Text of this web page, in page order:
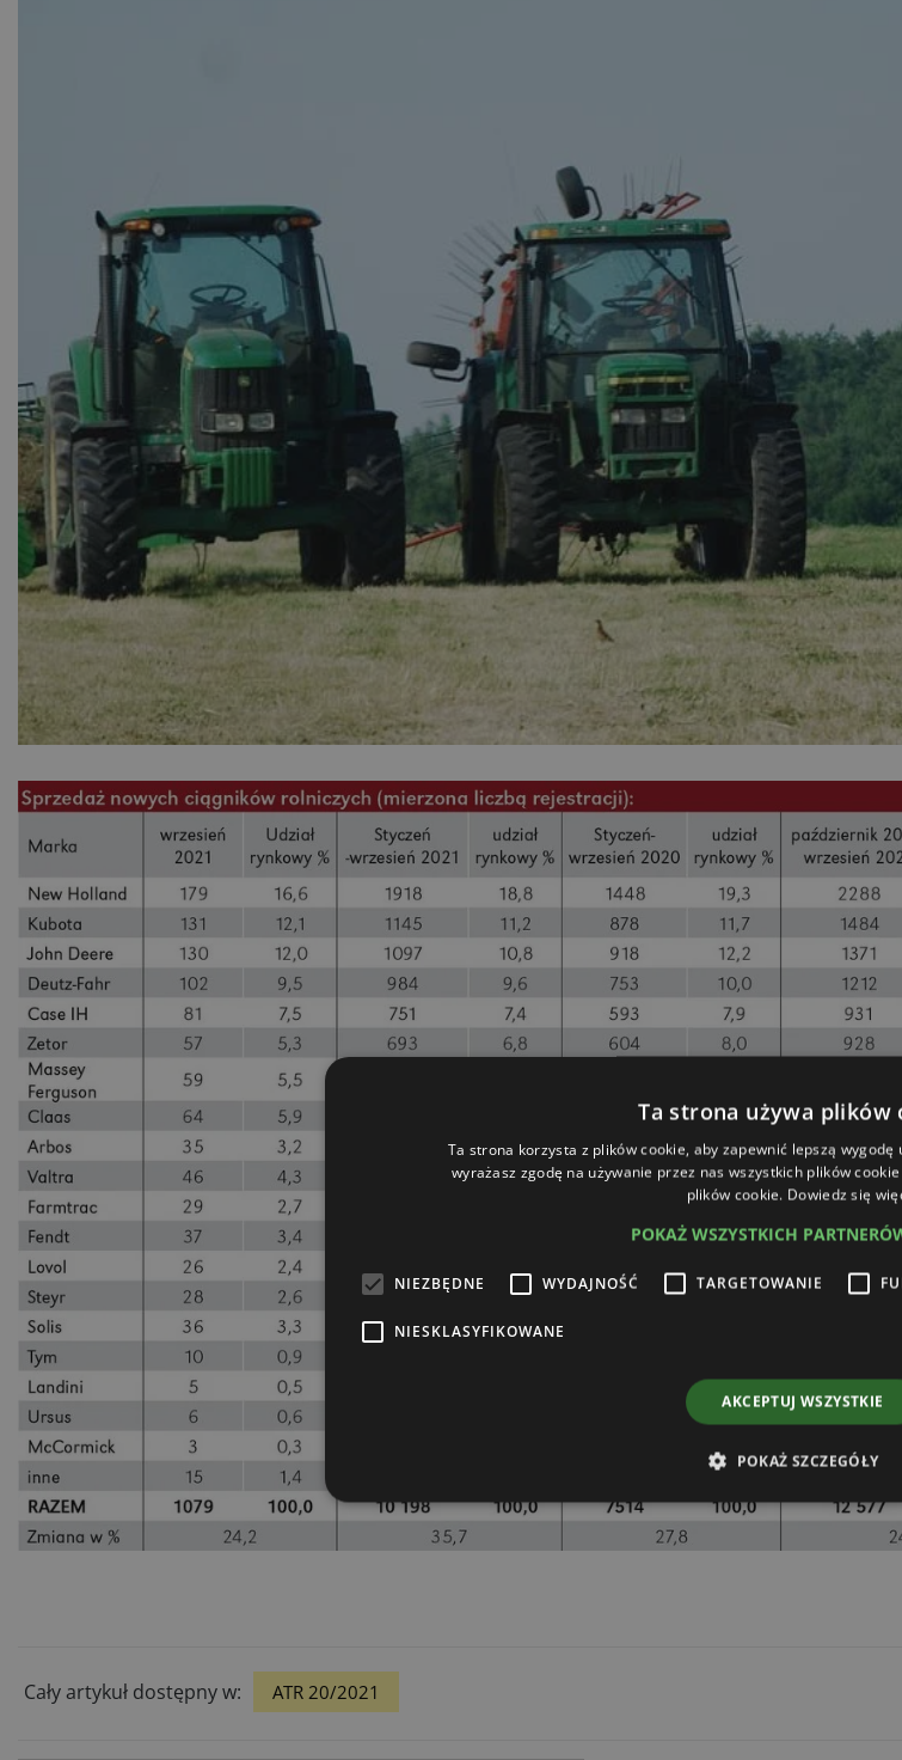
Cały artykuł dostępny w: ATR 20/2021
Ta strona używa plików
Ta strona korzysta z plików cookie, aby zapewnić lepszą
wyrażasz zgodę na używanie przez nas wszystkich plików
plików cookie. Dowiedz się
POKAŻ WSZYSTKICH
NIEZBĘDNE WYDAJNOŚĆ TARGETOWANIE
NIESKLASYFIKOWANE
AKCEPTUJ WSZYSTKIE
POKAŻ SZCZEGÓŁY